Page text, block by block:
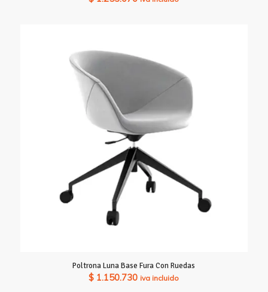
Poltrona Luna Base Fura Con Ruedas
$ 1.150.730 iva incluido